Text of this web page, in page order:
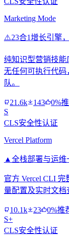
Marketing Mode
⚠️23合1增长引擎
纯知识型营销技能
无任何可执行代
队。
21.6k 143
0%
S
CLS安全性认证
Vercel Platform
▲ 全栈部署与运维
官方 Vercel CLI
量配置及实时文档
10.1k 23
0%推
S+
CLS安全性认证